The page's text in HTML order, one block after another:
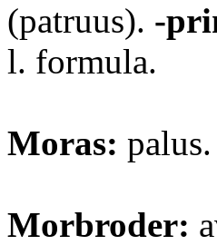
(patruus). -
l. formula.
Moras: palus.
Morbroder: